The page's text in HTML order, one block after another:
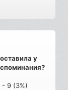
у
- 9 (3%)